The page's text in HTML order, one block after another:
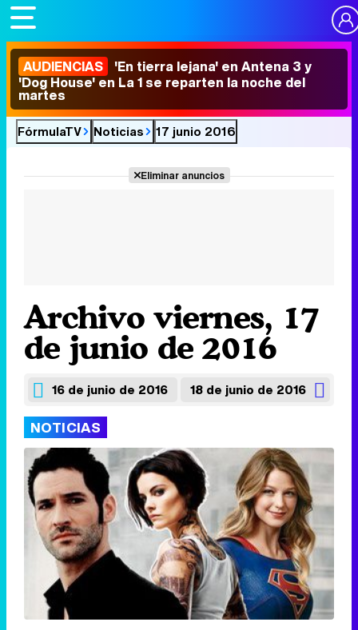
AUDIENCIAS 'En tierra lejana' en Antena 3 y
'Dog House' en La 1 se reparten la noche del
martes
FórmulaTV Noticias 17 junio 2016
Eliminar anuncios
Archivo viernes, 17
de junio de 2016
16 de junio de 2016 18 de junio de 2016
NOTICIAS